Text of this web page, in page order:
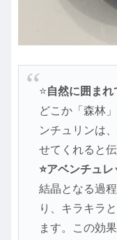
⭐️自然に囲ま
どこか「森林
ンチュリンは
せてくれると
⭐️アベンチュ
結晶となる過
り、キラキラ
ます。この効